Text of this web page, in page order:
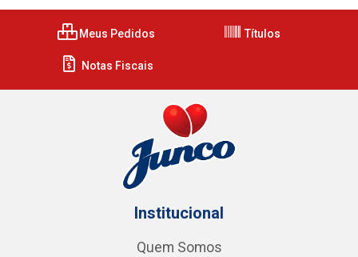
Meus Pedidos Títulos
Notas Fiscais
Institucional
Quem Somos